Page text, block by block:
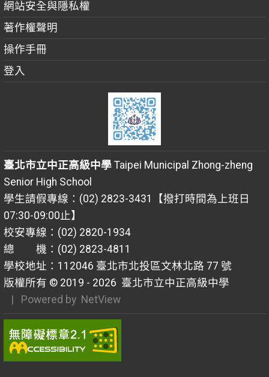
網站安全與隱私權
著作權聲明
操作手冊
登入
臺北市立中正高級中學Taipei Municipal Zhong-zheng
Senior High School
學生請假專線：(02) 2823-3431【撥打時間為上班日
07:30-09:00止】
校安專線：(02) 2820-1934
總 機：(02) 2823-4811
學校地址：112046 臺北市北投區文林北路 77 號
版權所有 © 2019 - 2026 臺北市立中正高級中學
| Powered by NetView